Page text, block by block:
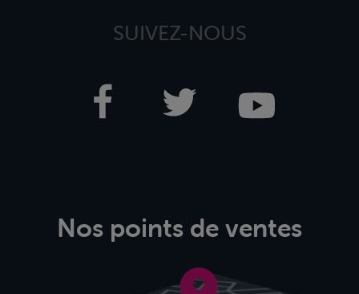
SUIVEZ-NOUS
Nos points de ventes